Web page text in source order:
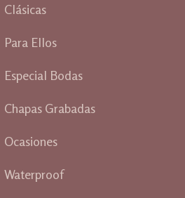
Clásicas
Para Ellos
Especial Bodas
Chapas Grabadas
Ocasiones
Waterproof